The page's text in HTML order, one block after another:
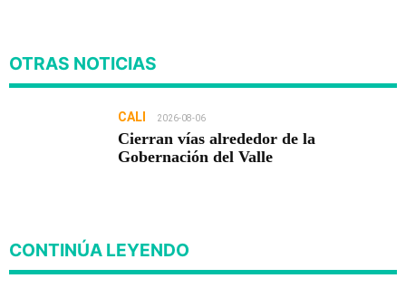
OTRAS NOTICIAS
CALI 2026-08-06
Cierran vías alrededor de la
Gobernación del Valle
CONTINÚA LEYENDO